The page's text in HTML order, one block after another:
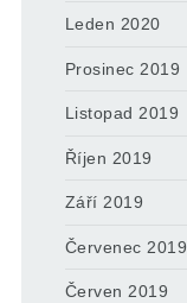
Leden 2020
Prosinec 2019
Listopad 2019
Říjen 2019
Září 2019
Červenec 2019
Červen 2019